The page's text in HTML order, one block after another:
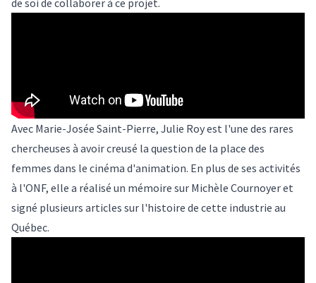
Avec Marie-Josée Saint-Pierre, Julie Roy est l'une des rares
chercheuses à avoir creusé la question de la place des
femmes dans le cinéma d'animation. En plus de ses activités
à l'ONF, elle a réalisé un mémoire sur Michèle Cournoyer et
signé plusieurs articles sur l'histoire de cette industrie au
Québec.